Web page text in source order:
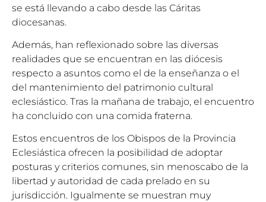
se está llevando a cabo desde las Cáritas
diocesanas.
Además, han reflexionado sobre las diversas
realidades que se encuentran en las diócesis
respecto a asuntos como el de la enseñanza o el
del mantenimiento del patrimonio cultural
eclesiástico. Tras la mañana de trabajo, el encuentro
ha concluido con una comida fraterna.
Estos encuentros de los Obispos de la Provincia
Eclesiástica ofrecen la posibilidad de adoptar
posturas y criterios comunes, sin menoscabo de la
libertad y autoridad de cada prelado en su
jurisdicción. Igualmente se muestran muy